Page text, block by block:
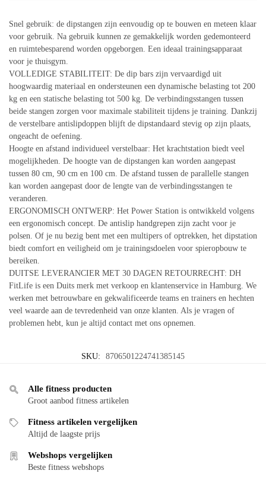
Snel gebruik: de dipstangen zijn eenvoudig op te bouwen en meteen klaar
voor gebruik. Na gebruik kunnen ze gemakkelijk worden gedemonteerd
en ruimtebesparend worden opgeborgen. Een ideaal trainingsapparaat
voor je thuisgym.
VOLLEDIGE STABILITEIT: De dip bars zijn vervaardigd uit
hoogwaardig materiaal en ondersteunen een dynamische belasting tot 200
kg en een statische belasting tot 500 kg. De verbindingsstangen tussen
beide stangen zorgen voor maximale stabiliteit tijdens je training. Dankzij
de verstelbare antislipdoppen blijft de dipstandaard stevig op zijn plaats,
ongeacht de oefening.
Hoogte en afstand individueel verstelbaar: Het krachtstation biedt veel
mogelijkheden. De hoogte van de dipstangen kan worden aangepast
tussen 80 cm, 90 cm en 100 cm. De afstand tussen de parallelle stangen
kan worden aangepast door de lengte van de verbindingsstangen te
veranderen.
ERGONOMISCH ONTWERP: Het Power Station is ontwikkeld volgens
een ergonomisch concept. De antislip handgrepen zijn zacht voor je
polsen. Of je nu bezig bent met een multipers of optrekken, het dipstation
biedt comfort en veiligheid om je trainingsdoelen voor spieropbouw te
bereiken.
DUITSE LEVERANCIER MET 30 DAGEN RETOURRECHT: DH
FitLife is een Duits merk met verkoop en klantenservice in Hamburg. We
werken met betrouwbare en gekwalificeerde teams en trainers en hechten
veel waarde aan de tevredenheid van onze klanten. Als je vragen of
problemen hebt, kun je altijd contact met ons opnemen.
SKU: 8706501224741385145
Alle fitness producten
Groot aanbod fitness artikelen
Fitness artikelen vergelijken
Altijd de laagste prijs
Webshops vergelijken
Beste fitness webshops